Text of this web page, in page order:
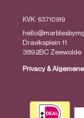
KVK: 63710919
Draviksplein 11
3892BC Zeewolde
Privacy&